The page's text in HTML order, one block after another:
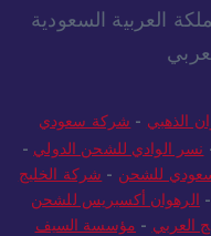
العربية السعودية
الذهبي - شركة سعودي
نسر الوادي للشحن الدولي -
للشحن - شركة الخليج
- الرهوان أكسبريس للشحن
العربي - مؤسسة السيف